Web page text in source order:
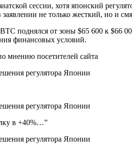
сессии, хотя японский
заявлении не только жесткий, но и
поднялся от зоны $65 600 к $66
финансовых условий.
мнению посетителей сайта
в +40%…”